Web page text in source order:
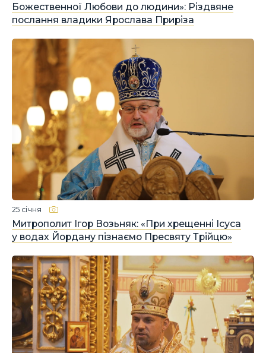
Божественної Любови до людини»: Різдвяне
послання владики Ярослава Приріза
Митрополит Ігор Возьняк: «При хрещенні Ісуса
у водах Йордану пізнаємо Пресвяту Трійцю»
25 січня